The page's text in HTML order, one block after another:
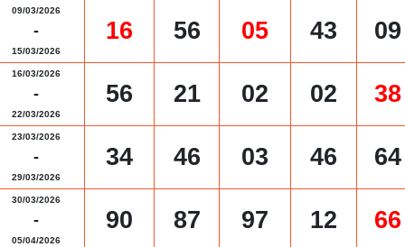
09/03/2026
-
15/03/2026
16 56 05 43 09
16/03/2026
-
22/03/2026
56 21 02 02 38
23/03/2026
-
29/03/2026
34 46 03 46 64
30/03/2026
-
05/04/2026
90 87 97 12 66